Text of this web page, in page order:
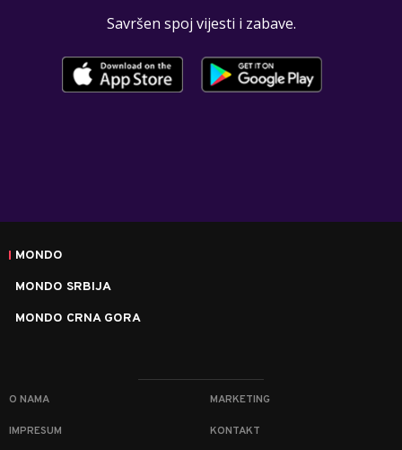
Savršen spoj vijesti i zabave.
MONDO
MONDO SRBIJA
MONDO CRNA GORA
O NAMA MARKETING
IMPRESUM KONTAKT